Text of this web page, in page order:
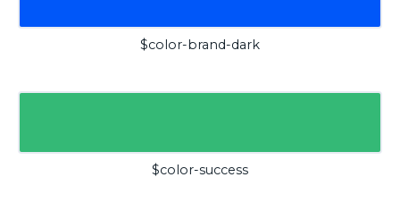
$color-brand-dark
$color-success